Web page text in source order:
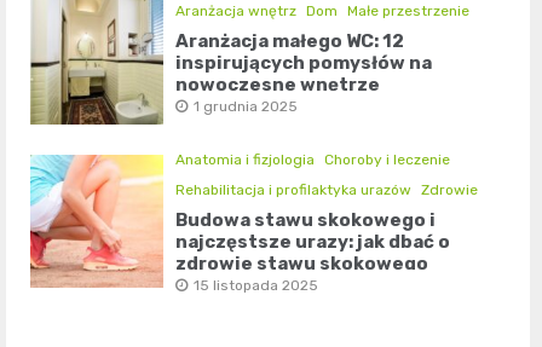
Aranżacja wnętrz Dom Małe przestrzenie
Aranżacja małego WC: 12
inspirujących pomysłów na
nowoczesne wnętrze
1 grudnia 2025
Anatomia i fizjologia
Choroby i leczenie
Rehabilitacja i profilaktyka urazów
Zdrowie
Budowa stawu skokowego i
najczęstsze urazy: jak dbać o
zdrowie stawu skokowego
15 listopada 2025